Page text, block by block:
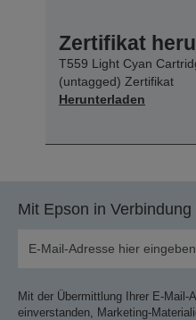
Zertifikat
T559 Light Cyan
(untagged) Zertifikat
Herunterladen
Mit Epson in Verbindung
Mit der Übermittlung Ihrer E-
einverstanden, Marketing-